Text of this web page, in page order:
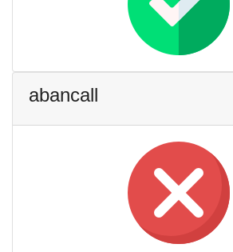
abancall